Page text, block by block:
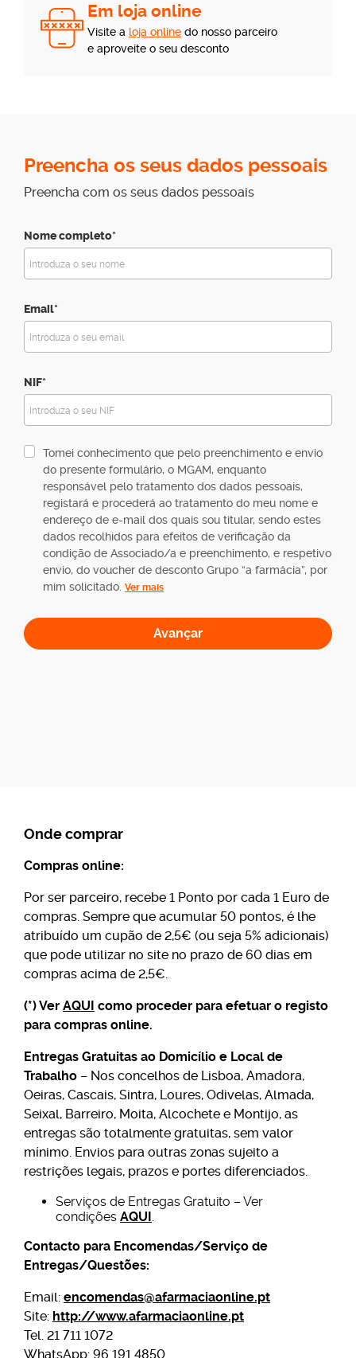
Em loja online
Visite a loja online do nosso parceiro
e aproveite o seu desconto
Preencha os seus dados pessoais
Preencha com os seus dados pessoais
Nome completo*
Email*
NIF*
Tomei conhecimento que pelo preenchimento e envio
do presente formulário, o MGAM, enquanto
responsável pelo tratamento dos dados pessoais,
registará e procederá ao tratamento do meu nome e
endereço de e-mail dos quais sou titular, sendo estes
dados recolhidos para efeitos de verificação da
condição de Associado/a e preenchimento, e respetivo
envio, do voucher de desconto Grupo “a farmácia”, por
mim solicitado. Ver mais
Avançar
Onde comprar
Compras online:
Por ser parceiro, recebe 1 Ponto por cada 1 Euro de
compras. Sempre que acumular 50 pontos, é lhe
atribuído um cupão de 2,5€ (ou seja 5% adicionais)
que pode utilizar no site no prazo de 60 dias em
compras acima de 2,5€.
(*) Ver AQUI como proceder para efetuar o registo
para compras online.
Entregas Gratuitas ao Domicílio e Local de
Trabalho – Nos concelhos de Lisboa, Amadora,
Oeiras, Cascais, Sintra, Loures, Odivelas, Almada,
Seixal, Barreiro, Moita, Alcochete e Montijo, as
entregas são totalmente gratuitas, sem valor
mínimo. Envios para outras zonas sujeito a
restrições legais, prazos e portes diferenciados.
Serviços de Entregas Gratuito – Ver
condições AQUI
Contacto para Encomendas/Serviço de
Entregas/Questões:
Email: encomendas@afarmaciaonline.pt
Site: http://www.afarmaciaonline.pt
Tel. 21 711 1072
WhatsApp: 96 191 4850